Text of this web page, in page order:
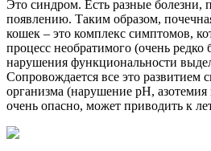
Это синдром. Есть разные болезни,
появлению. Таким образом,
кошек – это комплекс симптомов,
процесс необратимого (очень
нарушения функциональности
Сопровождается все это развитием
организма (нарушение рН, азотемия
очень опасно, может приводить к